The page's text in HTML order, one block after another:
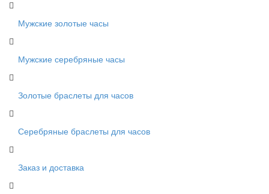
Мужские золотые часы
Мужские серебряные часы
Золотые браслеты для часов
Серебряные браслеты для часов
Заказ и доставка